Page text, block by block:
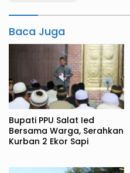
Baca Juga
Bupati PPU Salat Ied
Bersama Warga, Serahkan
Kurban 2 Ekor Sapi